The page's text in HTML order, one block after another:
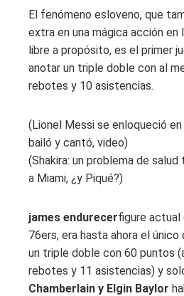
El fenómeno esloveno, que
extra en una mágica acción en
libre a propósito, es el primer
anotar un triple doble con al
rebotes y 10 asistencias.
(Lionel Messi se enloqueció
bailó y cantó, video)
(Shakira: un problema de salud
a Miami, ¿y Piqué?)
james endurecerfigure actual
76ers, era hasta ahora el
un triple doble con 60 puntos
rebotes y 11 asistencias) y
Chamberlain y Elgin Baylor